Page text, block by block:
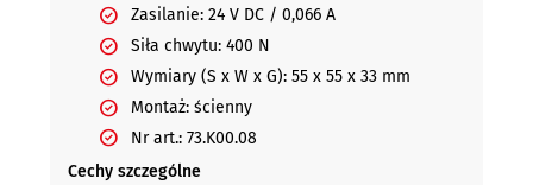
Zasilanie: 24 V DC / 0,066 A
Siła chwytu: 400 N
Wymiary (S x W x G): 55 x 55 x 33 mm
Montaż: ścienny
Nr art.: 73.K00.08
Cechy szczególne